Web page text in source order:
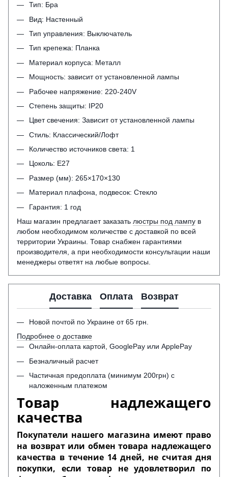
Тип: Бра
Вид: Настенный
Тип управления: Выключатель
Тип крепежа: Планка
Материал корпуса: Металл
Мощность: зависит от установленной лампы
Рабочее напряжение: 220-240V
Степень защиты: IP20
Цвет свечения: Зависит от установленной лампы
Стиль: Классический/Лофт
Количество источников света: 1
Цоколь: Е27
Размер (мм): 265×170×130
Материал плафона, подвесок: Стекло
Гарантия: 1 год
Наш магазин предлагает заказать люстры под лампу в
любом необходимом количестве с доставкой по всей
территории Украины. Товар снабжен гарантиями
производителя, а при необходимости консультации наши
менеджеры ответят на любые вопросы.
Доставка Оплата Возврат
Новой почтой по Украине от 65 грн.
Подробнее о доставке
Онлайн-оплата картой, GooglePay или ApplePay
Безналичный расчет
Частичная предоплата (минимум 200грн) с
наложенным платежом
Товар надлежащего
качества
Покупатели нашего магазина имеют право
на возврат или обмен товара надлежащего
качества в течение 14 дней, не считая дня
покупки, если товар не удовлетворил по